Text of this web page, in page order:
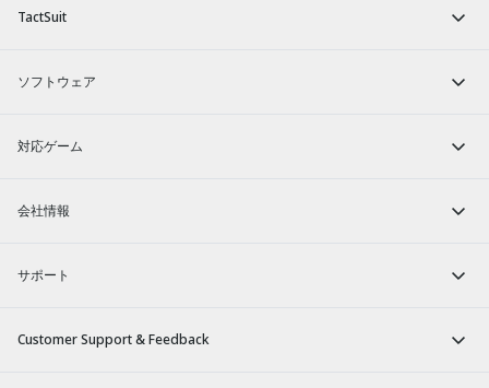
TactSuit
ソフトウェア
対応ゲーム
会社情報
サポート
Customer Support & Feedback